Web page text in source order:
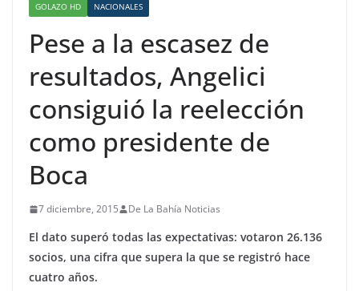
GOLAZO HD NACIONALES
Pese a la escasez de
resultados, Angelici
consiguió la reelección
como presidente de
Boca
7 diciembre, 2015 De La Bahía Noticias
El dato superó todas las expectativas: votaron 26.136
socios, una cifra que supera la que se registró hace
cuatro años.